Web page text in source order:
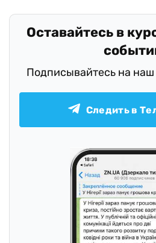
Оставайтесь в
Подписывайтесь на наш
Следить в